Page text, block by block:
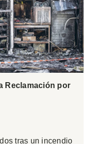
Reclamación por
tras un incendio